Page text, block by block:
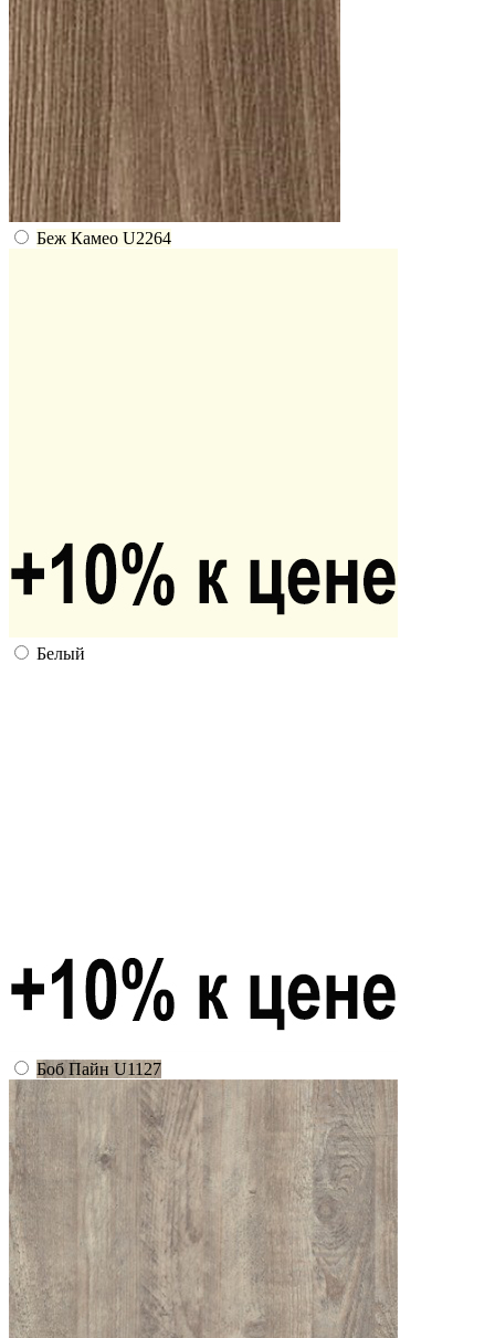
Беж Камео U2264
Белый
Боб Пайн U1127